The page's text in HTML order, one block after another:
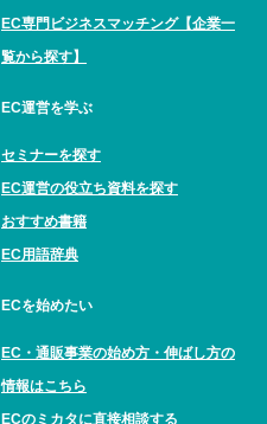
EC専門ビジネスマッチング【企業一
覧から探す】
EC運営を学ぶ
セミナーを探す
EC運営の役立ち資料を探す
おすすめ書籍
EC用語辞典
ECを始めたい
EC・通販事業の始め方・伸ばし方の
情報はこちら
ECのミカタに直接相談する